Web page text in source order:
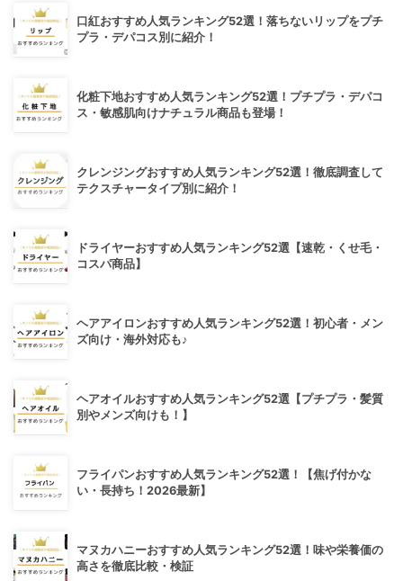
口紅おすすめ人気ランキング52選！落ちないリップをプチ
プラ・デパコス別に紹介！
化粧下地おすすめ人気ランキング52選！プチプラ・デパコ
ス・敏感肌向けナチュラル商品も登場！
クレンジングおすすめ人気ランキング52選！徹底調査して
テクスチャータイプ別に紹介！
ドライヤーおすすめ人気ランキング52選【速乾・くせ毛・
コスパ商品】
ヘアアイロンおすすめ人気ランキング52選！初心者・メン
ズ向け・海外対応も♪
ヘアオイルおすすめ人気ランキング52選【プチプラ・髪質
別やメンズ向けも！】
フライパンおすすめ人気ランキング52選！【焦げ付かな
い・長持ち！2026最新】
マヌカハニーおすすめ人気ランキング52選！味や栄養価の
高さを徹底比較・検証